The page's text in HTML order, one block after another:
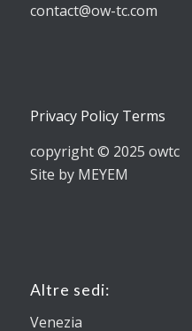
contact@ow-tc.com
Privacy Policy Terms
copyright © 2025 owtc
Site by MEYEM
Altre sedi:
Venezia